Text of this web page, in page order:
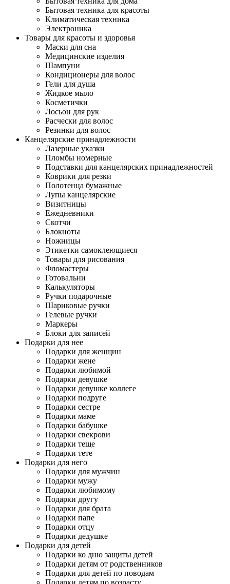
Бытовая техника для красоты
Климатическая техника
Электроника
Товары для красоты и здоровья
Маски для сна
Медицинские изделия
Шампуни
Кондиционеры для волос
Гели для душа
Жидкое мыло
Косметички
Лосьон для рук
Расчески для волос
Резинки для волос
Канцелярские принадлежности
Лазерные указки
Пломбы номерные
Подставки для канцелярских принадлежностей
Коврики для резки
Полотенца бумажные
Лупы канцелярские
Визитницы
Ежедневники
Скотчи
Блокноты
Ножницы
Этикетки самоклеющиеся
Товары для рисования
Фломастеры
Готовальни
Калькуляторы
Ручки подарочные
Шариковые ручки
Гелевые ручки
Маркеры
Блоки для записей
Подарки для нее
Подарки для женщин
Подарки жене
Подарки любимой
Подарки девушке
Подарки девушке коллеге
Подарки подруге
Подарки сестре
Подарки маме
Подарки бабушке
Подарки свекрови
Подарки теще
Подарки тете
Подарки для него
Подарки для мужчин
Подарки мужу
Подарки любимому
Подарки другу
Подарки для брата
Подарки папе
Подарки отцу
Подарки дедушке
Подарки для детей
Подарки ко дню защиты детей
Подарки детям от родственников
Подарки для детей по поводам
Подарки детям по возрасту